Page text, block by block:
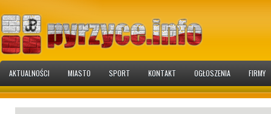
AKTUALNOŚCI MIASTO SPORT KONTAKT OGŁOSZENIA FIRMY